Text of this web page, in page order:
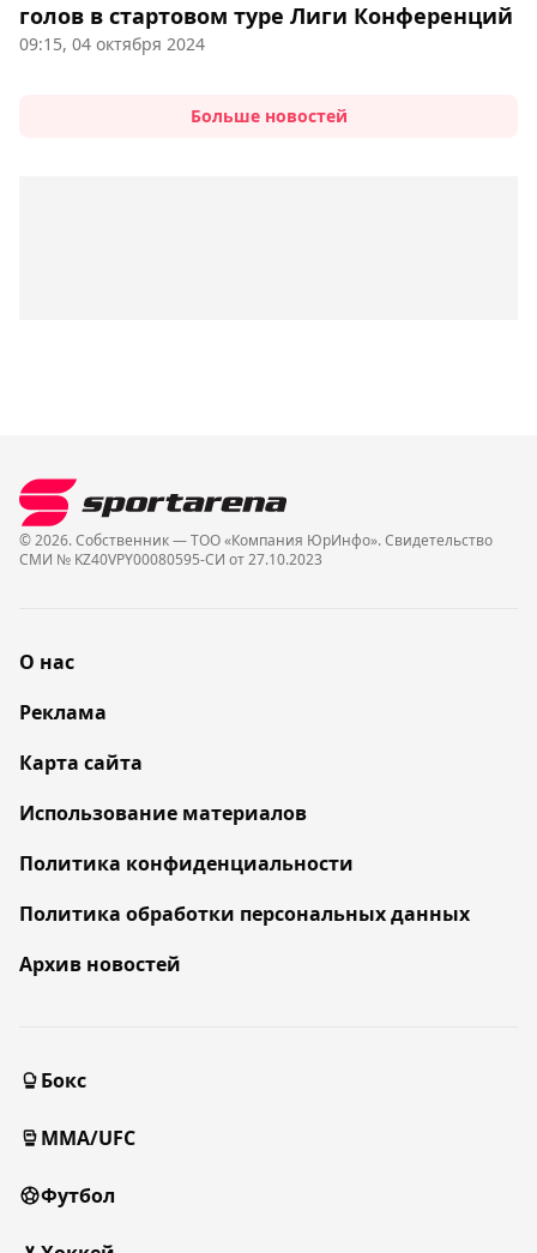
голов в стартовом туре Лиги Конференций
09:15, 04 октября 2024
Больше новостей
© 2026. Собственник — ТОО «Компания ЮрИнфо». Cвидетельство
СМИ № KZ40VPY00080595-СИ от 27.10.2023
О нас
Реклама
Карта сайта
Использование материалов
Политика конфиденциальности
Политика обработки персональных данных
Архив новостей
Бокс
MMA/UFC
Футбол